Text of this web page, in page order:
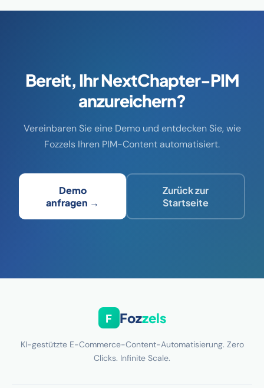
Bereit, Ihr NextChapter-PIM
anzureichern?
Vereinbaren Sie eine Demo und entdecken Sie, wie
Fozzels Ihren PIM-Content automatisiert.
Demo
anfragen →
Zurück zur
Startseite
F Fozzels
KI-gestützte E-Commerce-Content-Automatisierung. Zero
Clicks. Infinite Scale.